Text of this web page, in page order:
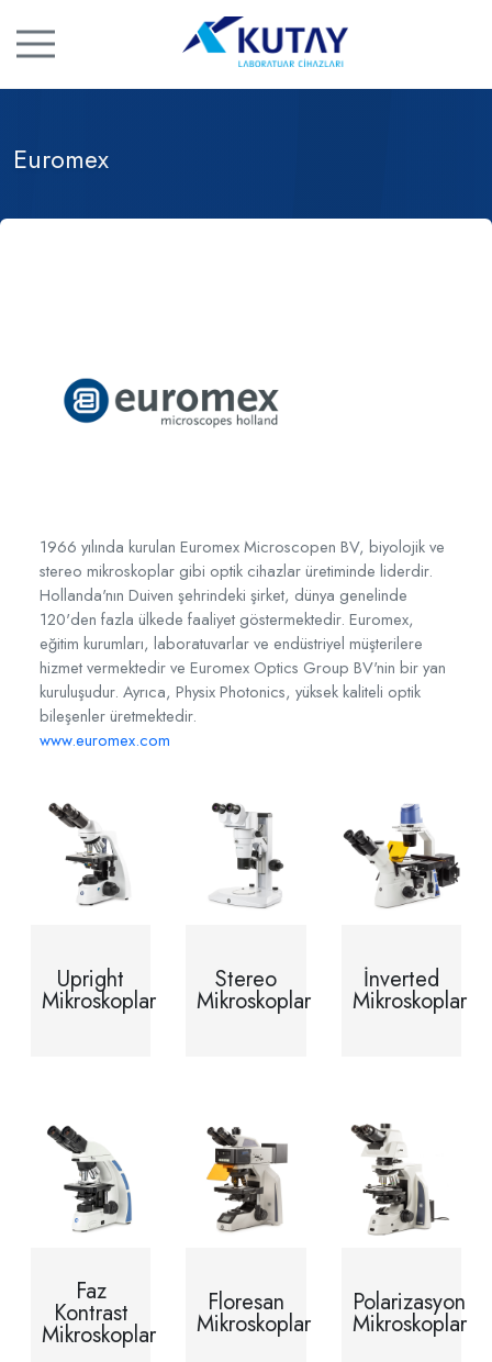
Euromex
1966 yılında kurulan Euromex Microscopen BV, biyolojik ve
stereo mikroskoplar gibi optik cihazlar üretiminde liderdir.
Hollanda'nın Duiven şehrindeki şirket, dünya genelinde
120'den fazla ülkede faaliyet göstermektedir. Euromex,
eğitim kurumları, laboratuvarlar ve endüstriyel müşterilere
hizmet vermektedir ve Euromex Optics Group BV'nin bir yan
kuruluşudur. Ayrıca, Physix Photonics, yüksek kaliteli optik
bileşenler üretmektedir.
www.euromex.com
Upright
Mikroskoplar
Stereo
Mikroskoplar
İnverted
Mikroskoplar
Faz
Kontrast
Mikroskoplar
Floresan
Mikroskoplar
Polarizasyon
Mikroskoplar